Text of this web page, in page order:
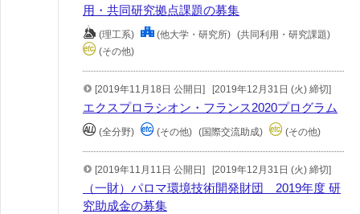
用・共同研究拠点課題の募集
(理工系) (他大学・研究所) (共同利用・研究課題)
(その他)
[2019年11月18日 公開日] [2019年12月31日 (火) 締切]
エクスプロラシオン・フランス2020プログラム
(全分野) (その他) (国際交流助成) (その他)
[2019年11月11日 公開日] [2019年12月31日 (火) 締切]
（一財）パロマ環境技術開発財団 2019年度 研
究助成金の募集